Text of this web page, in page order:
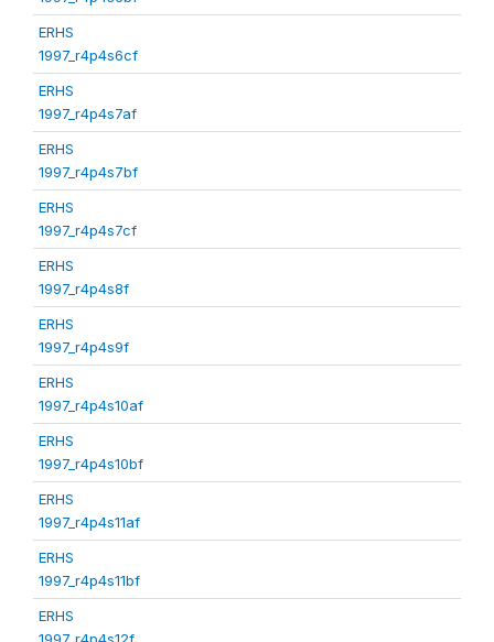
ERHS
1997_r4p4s6cf
ERHS
1997_r4p4s7af
ERHS
1997_r4p4s7bf
ERHS
1997_r4p4s7cf
ERHS
1997_r4p4s8f
ERHS
1997_r4p4s9f
ERHS
1997_r4p4s10af
ERHS
1997_r4p4s10bf
ERHS
1997_r4p4s11af
ERHS
1997_r4p4s11bf
ERHS
1997_r4p4s12f